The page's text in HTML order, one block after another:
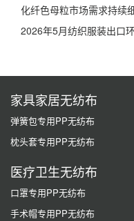
化纤色母粒市场需求持续
2026年5月纺织服装出口
家具家居无纺布
弹簧包专用PP无纺布
枕头套专用PP无纺布
医疗卫生无纺布
口罩专用PP无纺布
手术帽专用PP无纺布